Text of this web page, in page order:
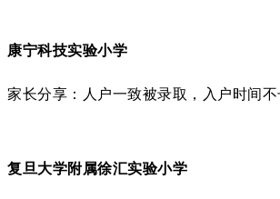
康宁科技实验小学
家长分享：人户一致被录取，入户时间不
复旦大学附属徐汇实验小学